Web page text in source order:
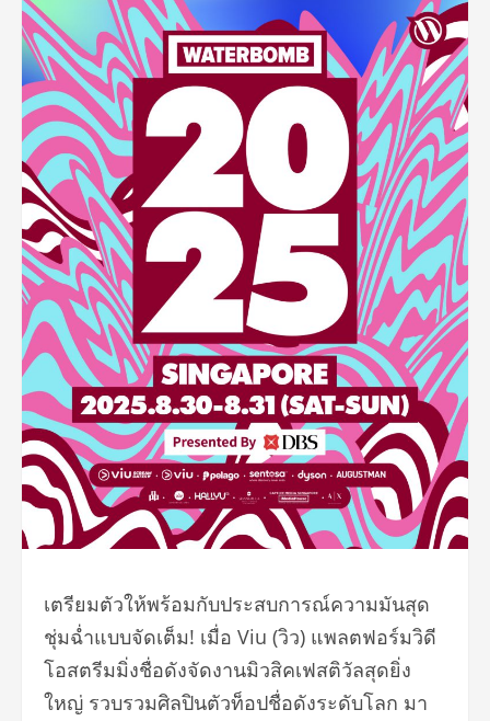
เตรียมตัวให้พร้อมกับประสบการณ์ความมันสุด
ชุ่มฉ่ำแบบจัดเต็ม! เมื่อ Viu (วิว) แพลตฟอร์มวิดี
โอสตรีมมิ่งชื่อดังจัดงานมิวสิคเฟสติวัลสุดยิ่ง
ใหญ่ รวบรวมศิลปินตัวท็อปชื่อดังระดับโลก มา